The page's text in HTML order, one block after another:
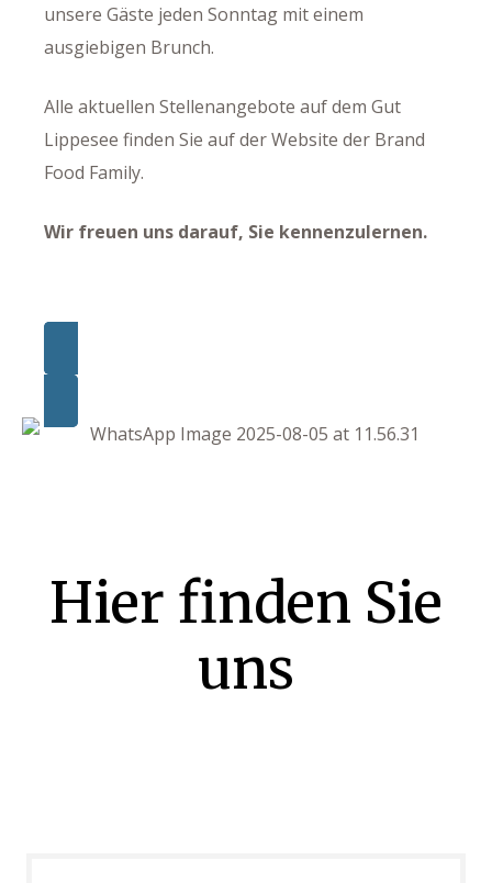
unsere Gäste jeden Sonntag mit einem
ausgiebigen Brunch.
Alle aktuellen Stellenangebote auf dem Gut
Lippesee finden Sie auf der Website der Brand
Food Family.
Wir freuen uns darauf, Sie kennenzulernen.
Hier finden Sie
uns